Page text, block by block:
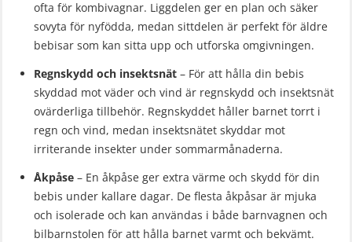
ofta för kombivagnar. Liggdelen ger en plan och säker
sovyta för nyfödda, medan sittdelen är perfekt för äldre
bebisar som kan sitta upp och utforska omgivningen.
Regnskydd och insektsnät – För att hålla din bebis
skyddad mot väder och vind är regnskydd och insektsnät
ovärderliga tillbehör. Regnskyddet håller barnet torrt i
regn och vind, medan insektsnätet skyddar mot
irriterande insekter under sommarmånaderna.
Åkpåse – En åkpåse ger extra värme och skydd för din
bebis under kallare dagar. De flesta åkpåsar är mjuka
och isolerade och kan användas i både barnvagnen och
bilbarnstolen för att hålla barnet varmt och bekvämt.